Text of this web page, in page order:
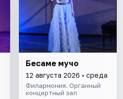
Бесаме мучо
12 августа 2026 • среда
Филармония. Органный
концертный зал